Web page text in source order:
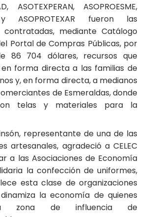
ASOTEXPERAN, ASOPROESME,
y ASOPROTEXAR fueron las
contratadas, mediante Catálogo
Portal de Compras Públicas, por
86 704 dólares, recursos que
forma directa a las familias de
y, en forma directa, a medianos
de Esmeraldas, donde
telas y materiales para la
representante de una de las
artesanales, agradeció a CELEC
a las Asociaciones de Economía
la confección de uniformes,
esta clase de organizaciones
la economía de quienes
zona de influencia de